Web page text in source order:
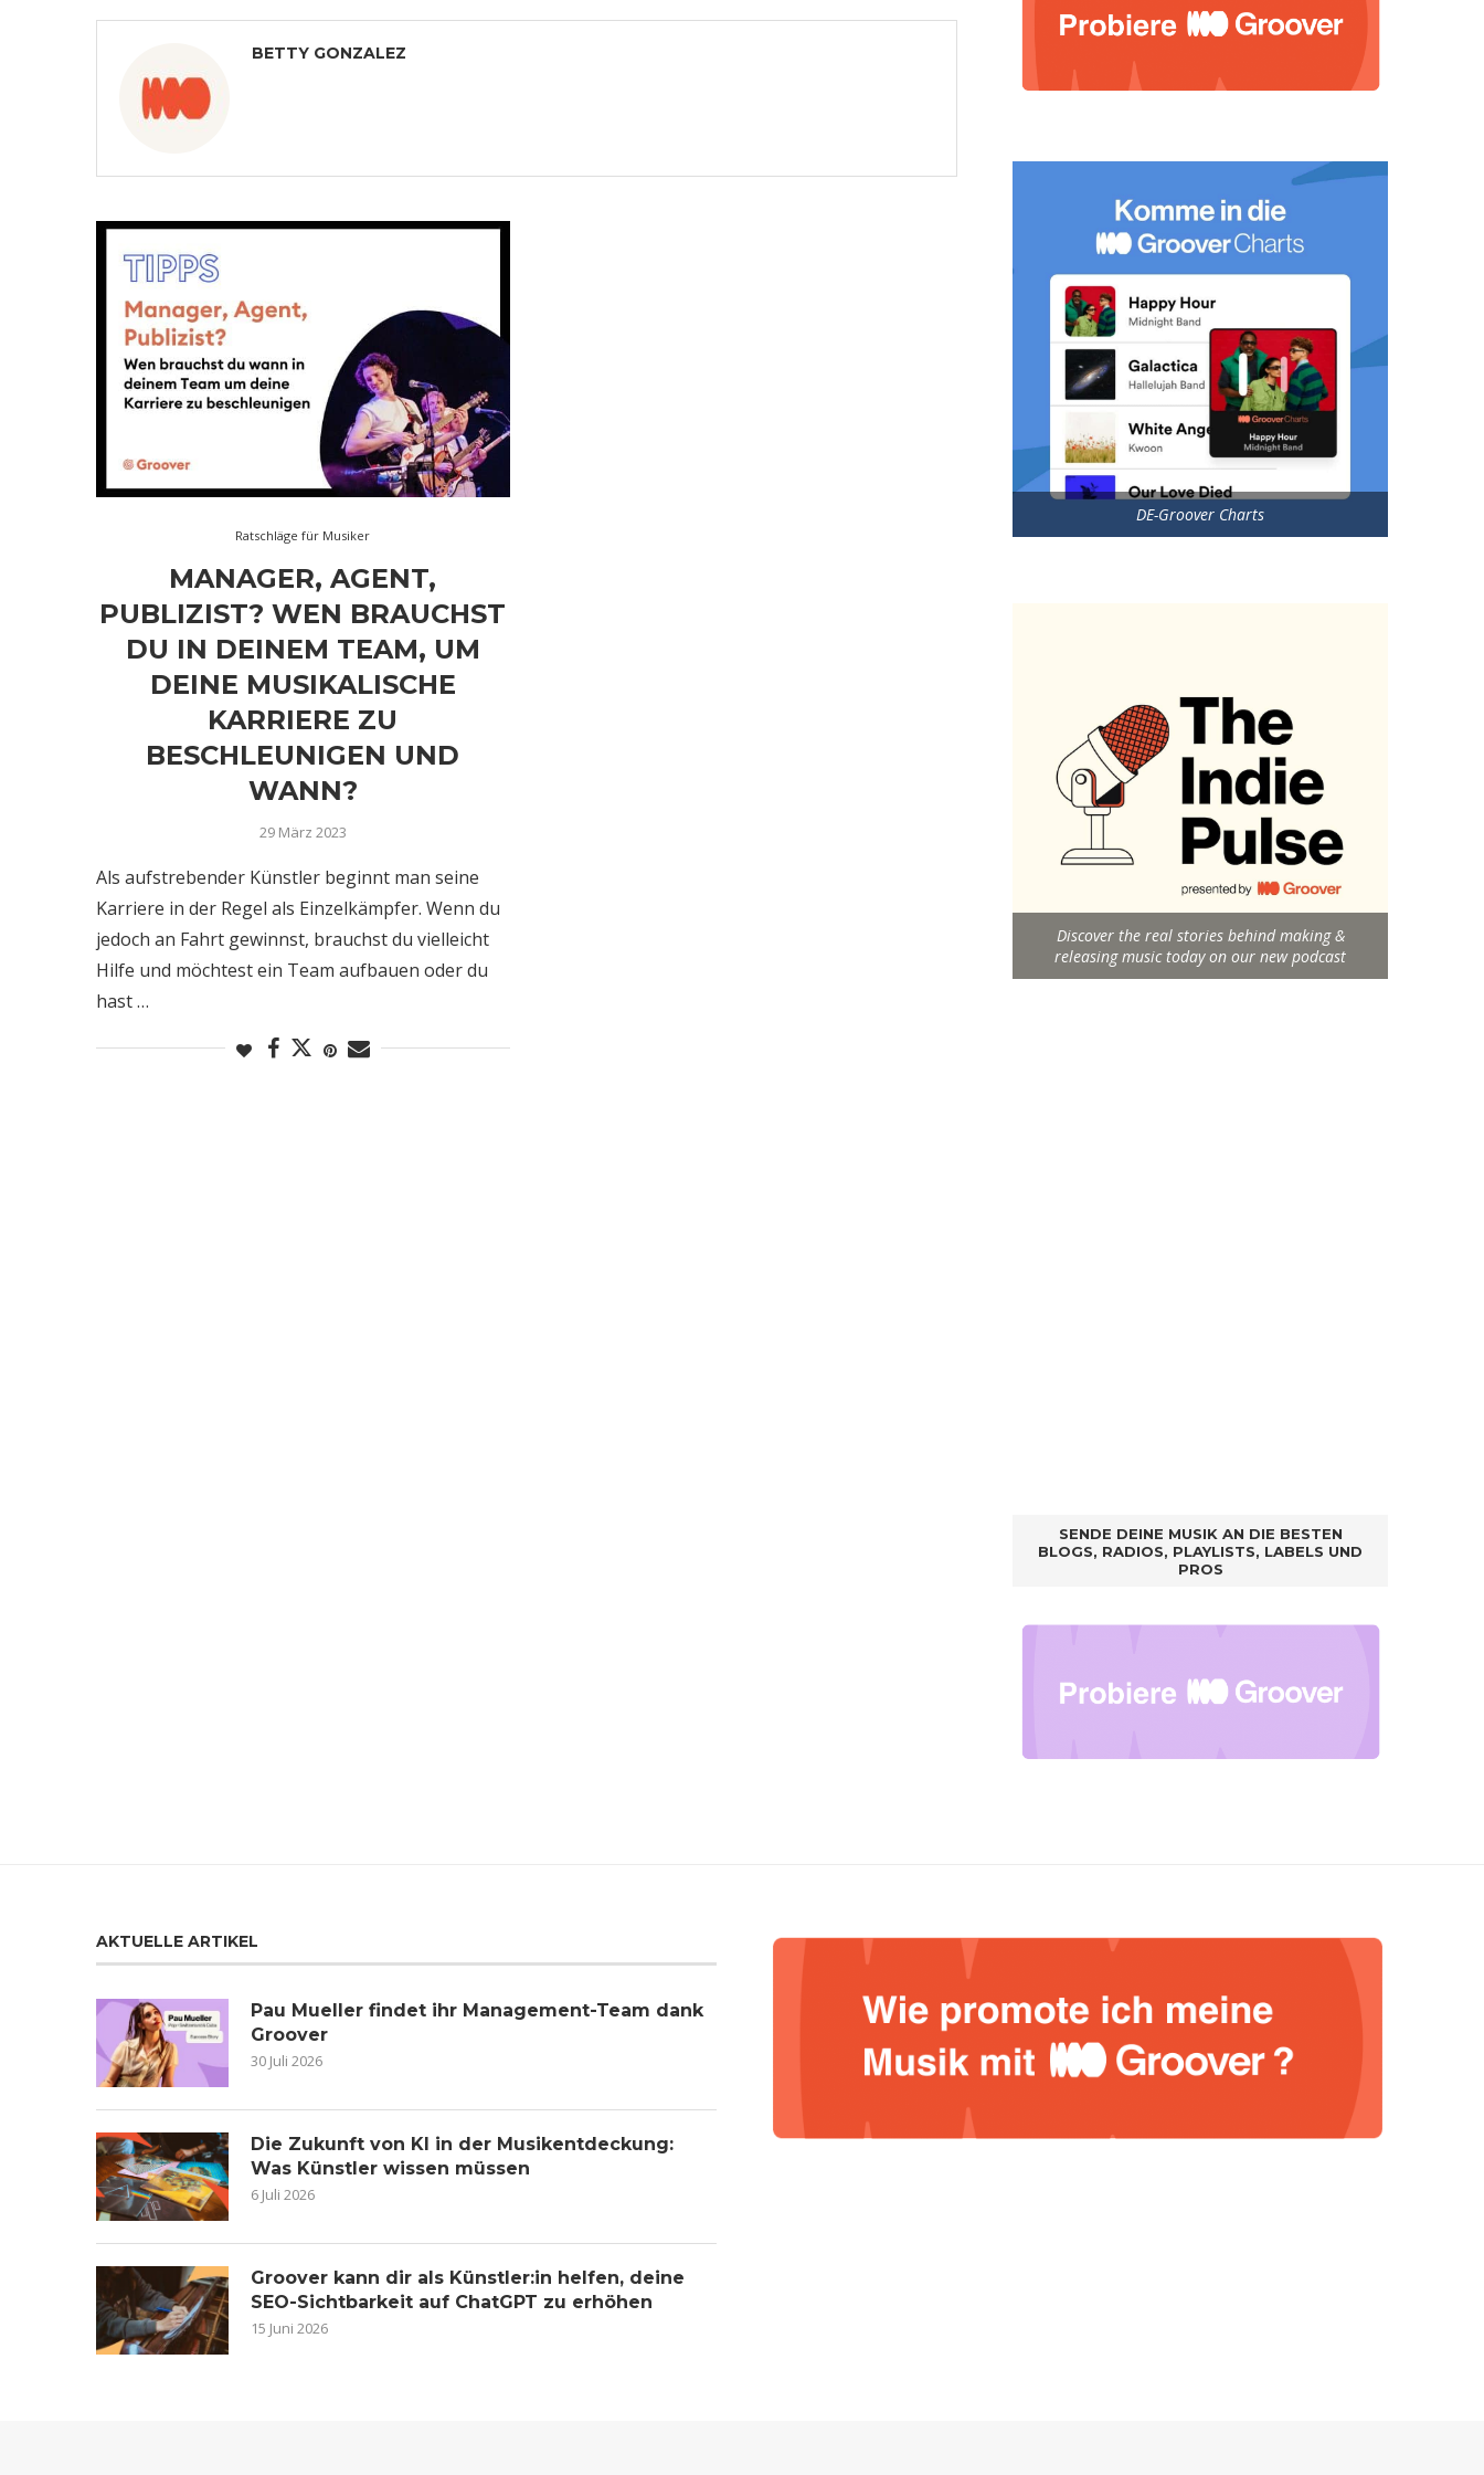
BETTY GONZALEZ
Ratschläge für Musiker
MANAGER, AGENT,
PUBLIZIST? WEN BRAUCHST
DU IN DEINEM TEAM, UM
DEINE MUSIKALISCHE
KARRIERE ZU
BESCHLEUNIGEN UND
WANN?
29 März 2023
Als aufstrebender Künstler beginnt man seine
Karriere in der Regel als Einzelkämpfer. Wenn du
jedoch an Fahrt gewinnst, brauchst du vielleicht
Hilfe und möchtest ein Team aufbauen oder du
hast …
DE-Groover Charts
Discover the real stories behind making &
releasing music today on our new podcast
SENDE DEINE MUSIK AN DIE BESTEN
BLOGS, RADIOS, PLAYLISTS, LABELS UND
PROS
AKTUELLE ARTIKEL
Pau Mueller findet ihr Management-Team dank
Groover
30 Juli 2026
Die Zukunft von KI in der Musikentdeckung:
Was Künstler wissen müssen
6 Juli 2026
Groover kann dir als Künstler:in helfen, deine
SEO-Sichtbarkeit auf ChatGPT zu erhöhen
15 Juni 2026